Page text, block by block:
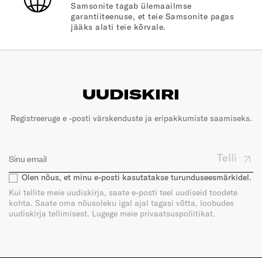
Samsonite tagab ülemaailmse
garantiiteenuse, et teie Samsonite pagas
jääks alati teie kõrvale.
UUDISKIRI
Registreeruge e -posti värskenduste ja eripakkumiste saamiseks.
Telli
Olen nõus, et minu e-posti kasutatakse turunduseesmärkidel.
Kui tellite meie uudiskirja, saate e-posti teel uudiseid toodete
kohta. Saate oma nõusoleku igal ajal tagasi võtta, loobudes
uudiskirja tellimisest. Lugege meie privaatsuspoliitikat.